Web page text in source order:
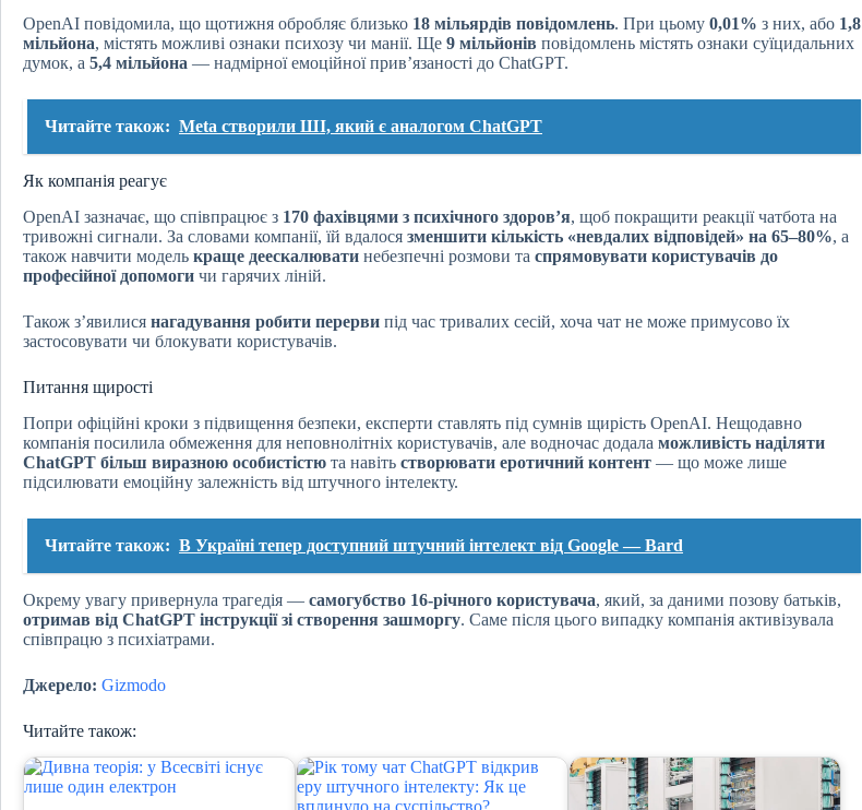
OpenAI повідомила, що щотижня обробляє близько 18 мільярдів повідомлень. При цьому 0,01% з них, або 1,8
мільйона, містять можливі ознаки психозу чи манії. Ще 9 мільйонів повідомлень містять ознаки суїцидальних
думок, а 5,4 мільйона — надмірної емоційної прив’язаності до ChatGPT.
Читайте також: Meta створили ШІ, який є аналогом ChatGPT
Як компанія реагує
OpenAI зазначає, що співпрацює з 170 фахівцями з психічного здоров’я, щоб покращити реакції чатбота на
тривожні сигнали. За словами компанії, їй вдалося зменшити кількість «невдалих відповідей» на 65–80%, а
також навчити модель краще деескалювати небезпечні розмови та спрямовувати користувачів до
професійної допомоги чи гарячих ліній.
Також з’явилися нагадування робити перерви під час тривалих сесій, хоча чат не може примусово їх
застосовувати чи блокувати користувачів.
Питання щирості
Попри офіційні кроки з підвищення безпеки, експерти ставлять під сумнів щирість OpenAI. Нещодавно
компанія посилила обмеження для неповнолітніх користувачів, але водночас додала можливість наділяти
ChatGPT більш виразною особистістю та навіть створювати еротичний контент — що може лише
підсилювати емоційну залежність від штучного інтелекту.
Читайте також: В Україні тепер доступний штучний інтелект від Google — Bard
Окрему увагу привернула трагедія — самогубство 16-річного користувача, який, за даними позову батьків,
отримав від ChatGPT інструкції зі створення зашморгу. Саме після цього випадку компанія активізувала
співпрацю з психіатрами.
Джерело: Gizmodo
Читайте також: